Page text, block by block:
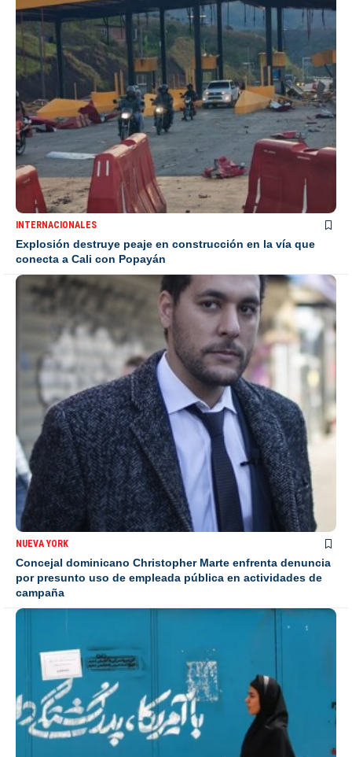
INTERNACIONALES
Explosión destruye peaje en construcción en la vía que
conecta a Cali con Popayán
NUEVA YORK
Concejal dominicano Christopher Marte enfrenta denuncia
por presunto uso de empleada pública en actividades de
campaña